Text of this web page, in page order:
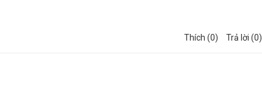
Thích (0)
Trả lời (0)